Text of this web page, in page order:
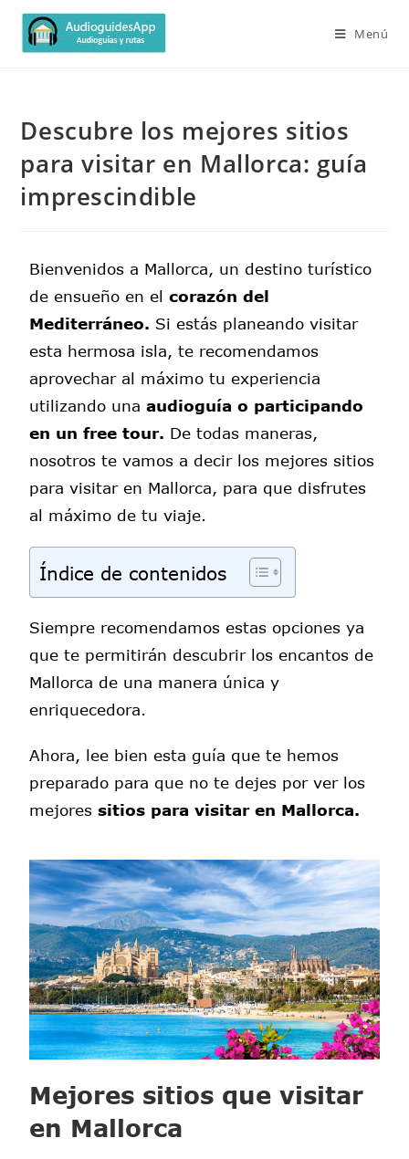
Menú
Descubre los mejores sitios
para visitar en Mallorca: guía
imprescindible
Bienvenidos a Mallorca, un destino turístico
de ensueño en el corazón del
Mediterráneo. Si estás planeando visitar
esta hermosa isla, te recomendamos
aprovechar al máximo tu experiencia
utilizando unaaudioguía o participando
en un free tour. De todas maneras,
nosotros te vamos a decir los mejores sitios
para visitar en Mallorca, para que disfrutes
al máximo de tu viaje.
Índice de contenidos
Siempre recomendamos estas opciones ya
que te permitirán descubrir los encantos de
Mallorca de una manera única y
enriquecedora.
Ahora, lee bien esta guía que te hemos
preparado para que no te dejes por ver los
mejoressitios para visitar en Mallorca.
Mejores sitios que visitar
en Mallorca